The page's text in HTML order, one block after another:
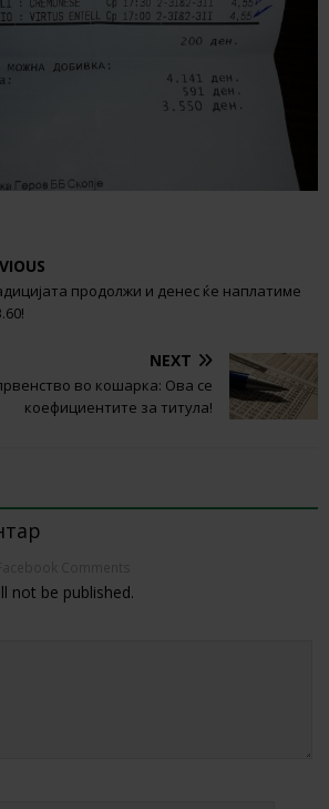
продолжи и денес ќе наплатиме
NEXT
во кошарка: Ова се
коефициентите за титула!
not be published.